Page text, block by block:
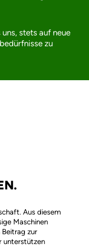
stets auf neue
zu
Aus diesem
Maschinen
zur
unterstützen